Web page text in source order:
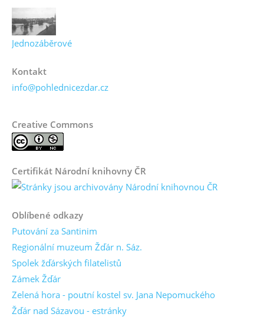
Jednozáběrové
Kontakt
info@pohlednicezdar.cz
Creative Commons
Certifikát Národní knihovny ČR
Oblíbené odkazy
Putování za Santinim
Regionální muzeum Žďár n. Sáz.
Spolek žďárských filatelistů
Zámek Žďár
Zelená hora - poutní kostel sv. Jana Nepomuckého
Žďár nad Sázavou - estránky